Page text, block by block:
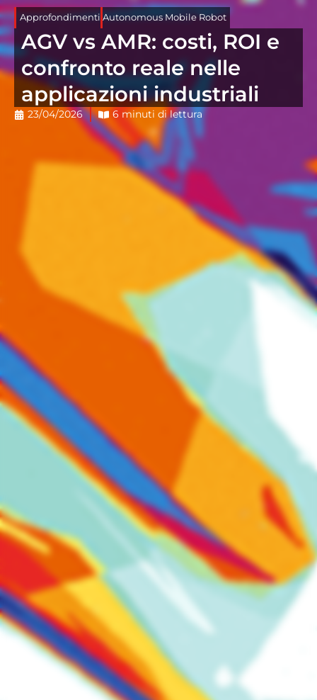
Approfondimenti Autonomous Mobile Robot
AGV vs AMR: costi, ROI e
confronto reale nelle
applicazioni industriali
23/04/2026 6 minuti di lettura